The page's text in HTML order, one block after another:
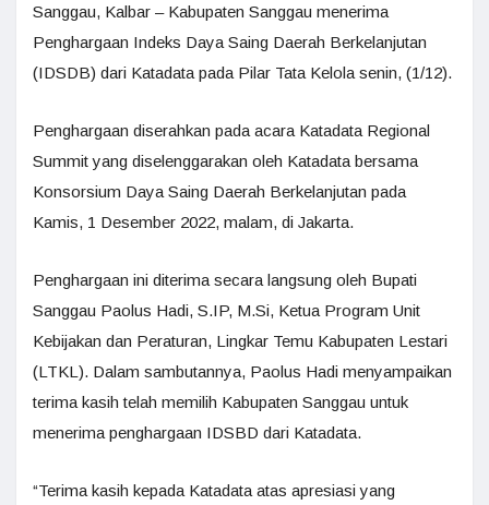
Sanggau, Kalbar – Kabupaten Sanggau menerima
Penghargaan Indeks Daya Saing Daerah Berkelanjutan
(IDSDB) dari Katadata pada Pilar Tata Kelola senin, (1/12).
Penghargaan diserahkan pada acara Katadata Regional
Summit yang diselenggarakan oleh Katadata bersama
Konsorsium Daya Saing Daerah Berkelanjutan pada
Kamis, 1 Desember 2022, malam, di Jakarta.
Penghargaan ini diterima secara langsung oleh Bupati
Sanggau Paolus Hadi, S.IP, M.Si, Ketua Program Unit
Kebijakan dan Peraturan, Lingkar Temu Kabupaten Lestari
(LTKL). Dalam sambutannya, Paolus Hadi menyampaikan
terima kasih telah memilih Kabupaten Sanggau untuk
menerima penghargaan IDSBD dari Katadata.
“Terima kasih kepada Katadata atas apresiasi yang